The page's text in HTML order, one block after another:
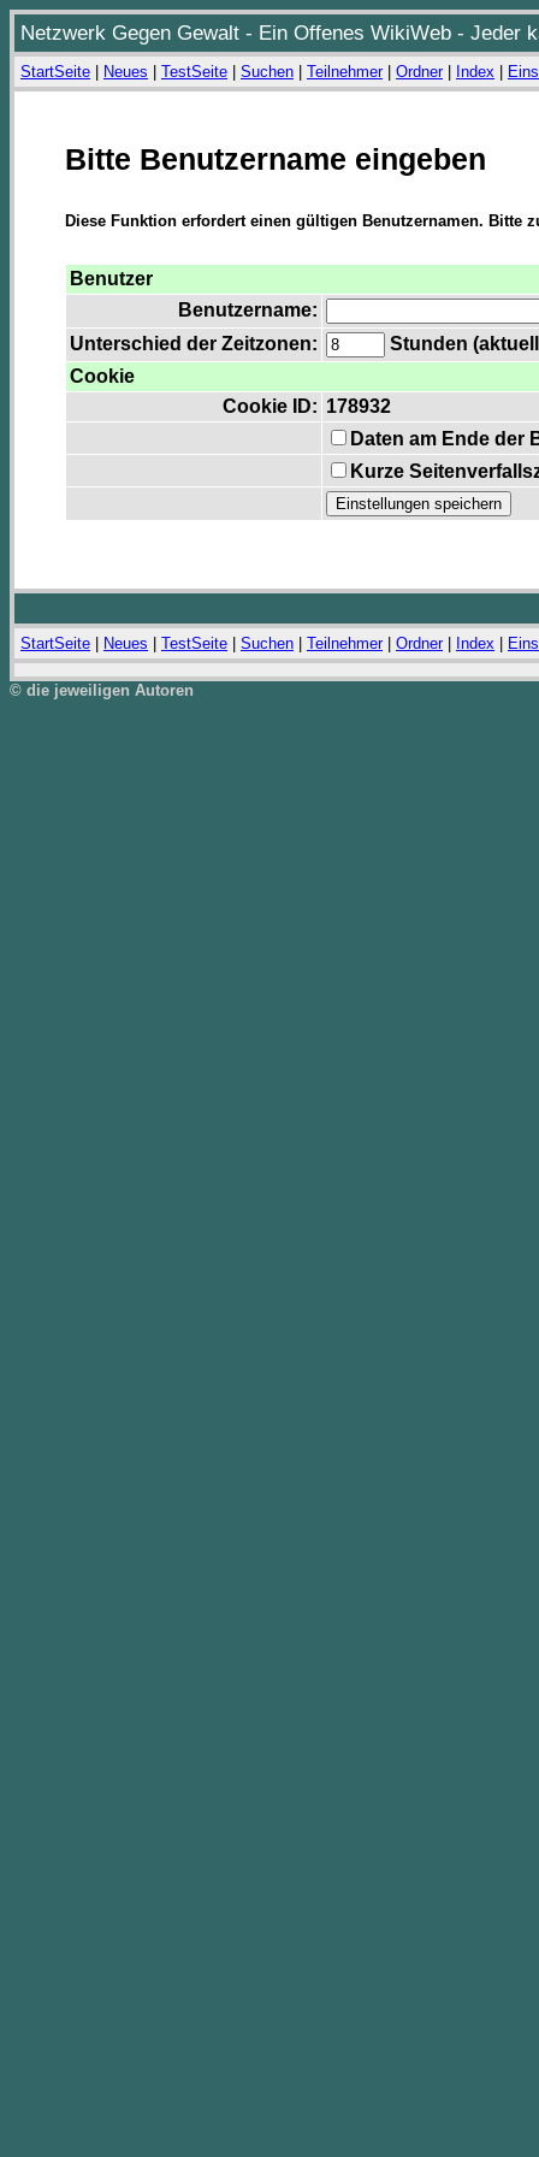
Netzwerk Gegen Gewalt - Ein Offenes WikiWeb - Jeder
StartSeite Neues TestSeite Suchen Teilnehmer| Ordner| Index
Bitte Benutzername eingeben
Diese Funktion erfordert einen gültigen Benutzernamen. Bitte
Benutzer
Benutzername:
Unterschied der Zeitzonen:
Stunden
Cookie
Cookie ID: 178932
Daten am Ende der
Kurze
StartSeite Neues TestSeite Suchen Teilnehmer| Ordner| Index
© die jeweiligen Autoren